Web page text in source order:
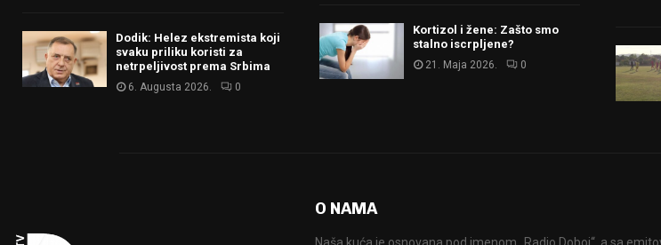
Dodik: Helez ekstremista koji
svaku priliku koristi za
netrpeljivost prema Srbima
6. Augusta 2026. 0
Kortizol i žene: Zašto smo
stalno iscrpljene?
21. Maja 2026. 0
O NAMA
Naša kuća je osnovana pod imenom „Radio Doboj“, a sa